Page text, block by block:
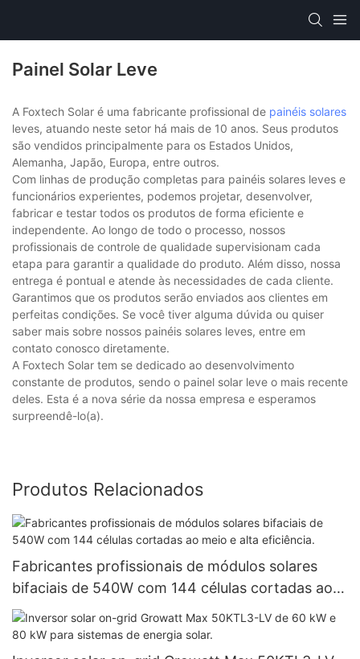
Painel Solar Leve
A Foxtech Solar é uma fabricante profissional de painéis solares
leves, atuando neste setor há mais de 10 anos. Seus produtos
são vendidos principalmente para os Estados Unidos,
Alemanha, Japão, Europa, entre outros.
Com linhas de produção completas para painéis solares leves e
funcionários experientes, podemos projetar, desenvolver,
fabricar e testar todos os produtos de forma eficiente e
independente. Ao longo de todo o processo, nossos
profissionais de controle de qualidade supervisionam cada
etapa para garantir a qualidade do produto. Além disso, nossa
entrega é pontual e atende às necessidades de cada cliente.
Garantimos que os produtos serão enviados aos clientes em
perfeitas condições. Se você tiver alguma dúvida ou quiser
saber mais sobre nossos painéis solares leves, entre em
contato conosco diretamente.
A Foxtech Solar tem se dedicado ao desenvolvimento
constante de produtos, sendo o painel solar leve o mais recente
deles. Esta é a nova série da nossa empresa e esperamos
surpreendê-lo(a).
Produtos Relacionados
Fabricantes profissionais de módulos solares
bifaciais de 540W com 144 células cortadas ao
meio e alta eficiência.